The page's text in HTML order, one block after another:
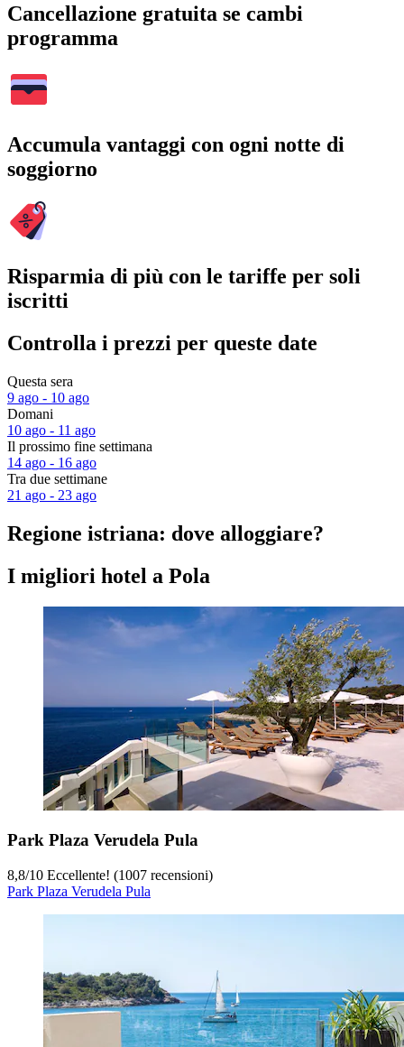
Cancellazione gratuita se cambi
programma
Accumula vantaggi con ogni notte di
soggiorno
Risparmia di più con le tariffe per soli
iscritti
Controlla i prezzi per queste date
Questa sera
9 ago - 10 ago
Domani
10 ago - 11 ago
Il prossimo fine settimana
14 ago - 16 ago
Tra due settimane
21 ago - 23 ago
Regione istriana: dove alloggiare?
I migliori hotel a Pola
Park Plaza Verudela Pula
8,8/10 Eccellente! (1007 recensioni)
Park Plaza Verudela Pula